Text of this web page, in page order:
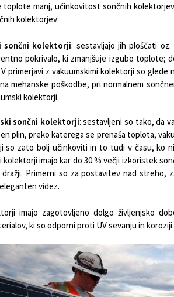
toplote manj, učinkovitost sončnih
kolektorjev:
sončni kolektorji: sestavljajo jih ploščati
pokrivalo, ki zmanjšuje izgubo toplote;
V primerjavi z vakuumskimi kolektorji so
mehanske poškodbe, pri normalnem
kolektorji.
sončni kolektorji: sestavljeni so tako, da
plin, preko katerega se prenaša toplota,
so zato bolj učinkoviti in to tudi v času, ko
kolektorji imajo kar do 30 % večji izkoristek
dražji. Primerni so za postavitev nad streho,
videz.
imajo zagotovljeno dolgo življenjsko
ki so odporni proti UV sevanju in